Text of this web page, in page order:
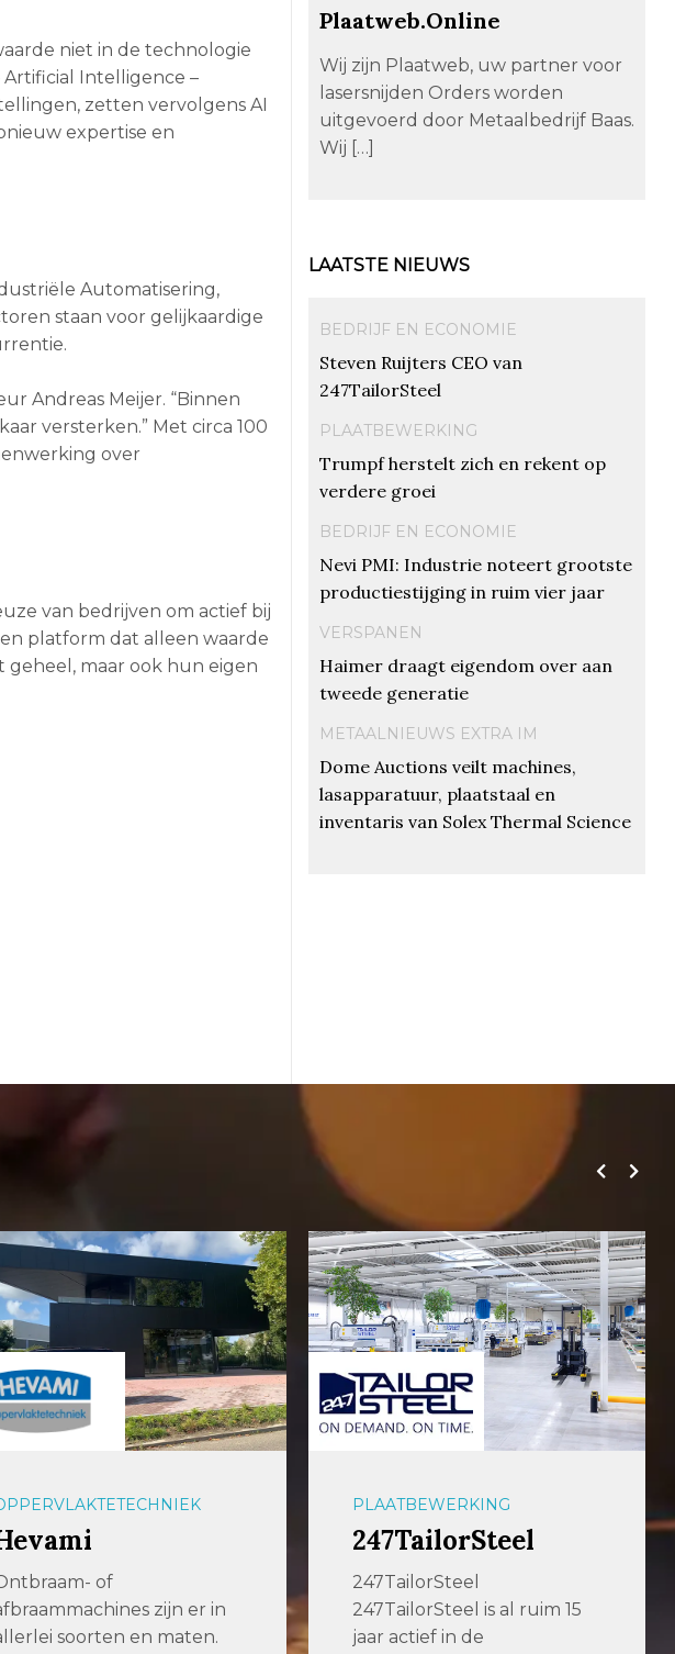
niet in de technologie
Artificial Intelligence –
zetten vervolgens AI
expertise en
Automatisering,
staan voor gelijkaardige
Andreas Meijer. “Binnen
versterken.” Met circa 100
over
van bedrijven om actief bij
platform dat alleen waarde
maar ook hun eigen
Plaatweb.Online
Wij zijn Plaatweb, uw partner voor
lasersnijden Orders worden
uitgevoerd door Metaalbedrijf Baas.
Wij […]
LAATSTE NIEUWS
BEDRIJF EN ECONOMIE
Steven Ruijters CEO van
247TailorSteel
PLAATBEWERKING
Trumpf herstelt zich en rekent op
verdere groei
BEDRIJF EN ECONOMIE
Nevi PMI: Industrie noteert grootste
productiestijging in ruim vier jaar
VERSPANEN
Haimer draagt eigendom over aan
tweede generatie
METAALNIEUWS EXTRA IM
Dome Auctions veilt machines,
lasapparatuur, plaatstaal en
inventaris van Solex Thermal Science
of
zijn er in
soorten en maten.
PLAATBEWERKING
247TailorSteel
247TailorSteel
247TailorSteel is al ruim 15
jaar actief in de